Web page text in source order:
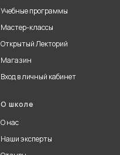
Учебные программы
Мастер-классы
Открытый Лекторий
Магазин
Вход в личный кабинет
О школе
О нас
Наши эксперты